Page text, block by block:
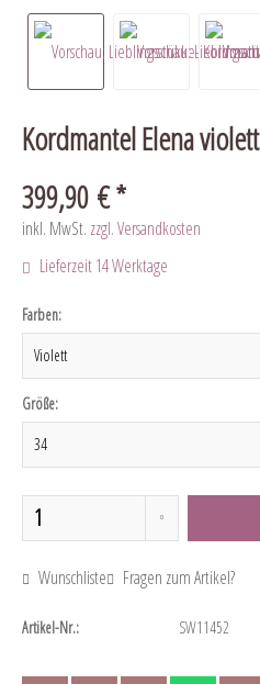
Kordmantel Elena violett
399,90 € *
inkl. MwSt. zzgl. Versandkosten
Lieferzeit 14 Werktage
Farben:
Größe:
Wunschliste Fragen zum Artikel?
Artikel-Nr.: SW11452